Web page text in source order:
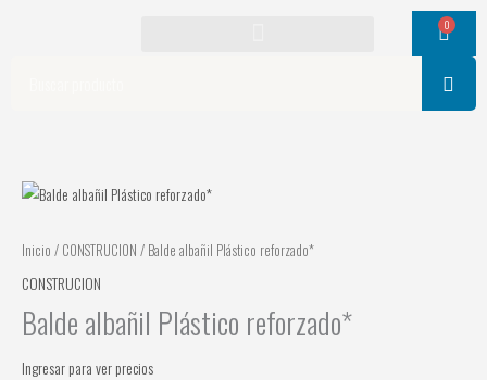
0
Cart
Inicio / CONSTRUCION / Balde albañil Plástico reforzado*
CONSTRUCION
Balde albañil Plástico reforzado*
Ingresar para ver precios